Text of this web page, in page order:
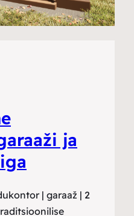
ja
| garaaž | 2